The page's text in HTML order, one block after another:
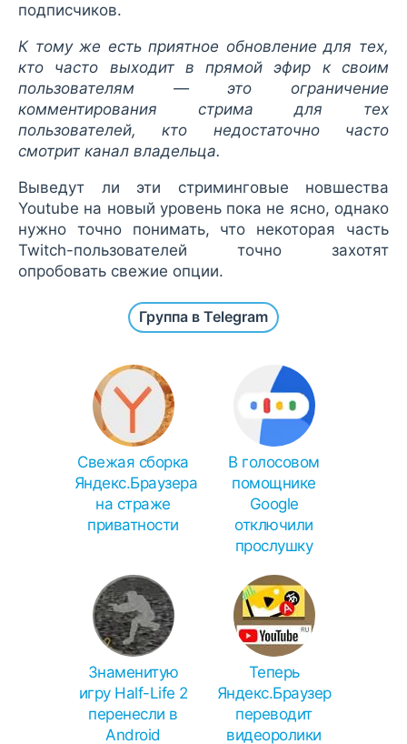
подписчиков.
К тому же есть приятное обновление для тех,
кто часто выходит в прямой эфир к своим
пользователям — это ограничение
комментирования стрима для тех
пользователей, кто недостаточно часто
смотрит канал владельца.
Выведут ли эти стриминговые новшества
Youtube на новый уровень пока не ясно, однако
нужно точно понимать, что некоторая часть
Twitch-пользователей точно захотят
опробовать свежие опции.
Группа в Telegram
Свежая сборка
Яндекс.Браузера
на страже
приватности
В голосовом
помощнике
Google
отключили
прослушку
Знаменитую
игру Half-Life 2
перенесли в
Android
Теперь
Яндекс.Браузер
переводит
видеоролики